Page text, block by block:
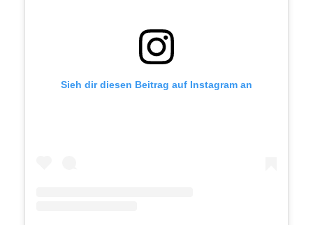
Sieh dir diesen Beitrag auf Instagram an